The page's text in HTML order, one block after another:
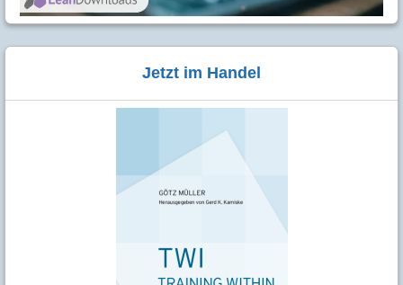
Jetzt im Handel